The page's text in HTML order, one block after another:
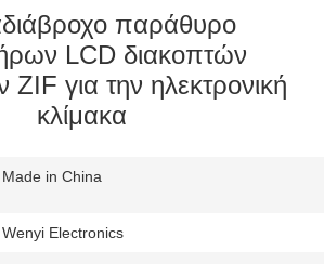
παράθυρο
LCD διακοπτών
για την ηλεκτρονική
κλίμακα
Made in China
Wenyi Electronics